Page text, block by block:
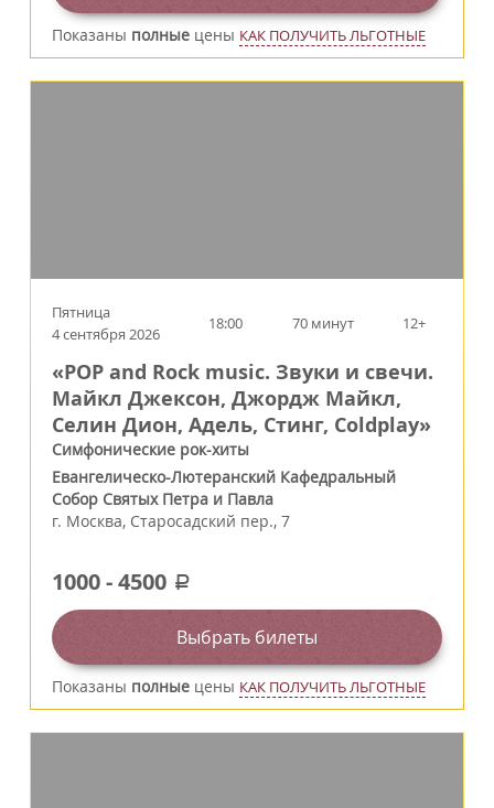
Показаны полные цены КАК ПОЛУЧИТЬ ЛЬГОТНЫЕ
Пятница
4 сентября 2026
18:00 70 минут 12+
«POP and Rock music. Звуки и свечи.
Майкл Джексон, Джордж Майкл,
Селин Дион, Адель, Стинг, Coldplay»
Симфонические рок-хиты
Евангелическо-Лютеранский Кафедральный
Собор Святых Петра и Павла
г. Москва, Старосадский пер., 7
1000-4500 a
Выбрать билеты
Показаны полные цены КАК ПОЛУЧИТЬ ЛЬГОТНЫЕ